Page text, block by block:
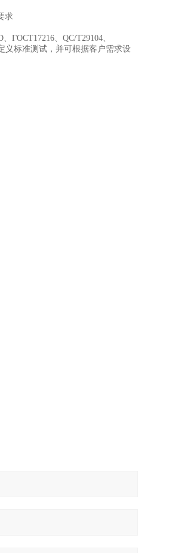
求
ГOCT17216、QC/T29104、
义标准测试，并可根据客户需求设